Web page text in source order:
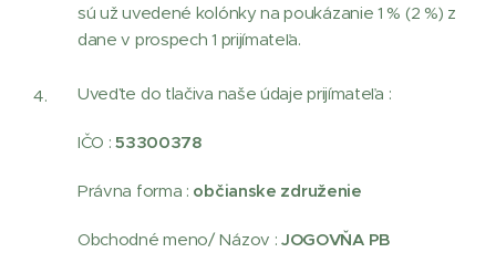
sú už uvedené kolónky na poukázanie 1 % (2 %) z
dane v prospech 1 prijímateľa.
Uveďte do tlačiva naše údaje prijímateľa :
IČO :53300378
Právna forma : občianske združenie
Obchodné meno/ Názov :JOGOVŇA PB